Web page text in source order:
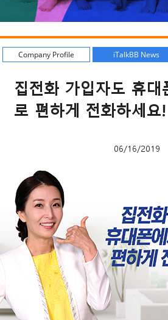
Company Profile iTalkBB News
집전화 가입자도 휴대
로 편하게 전화하세요!
06/16/2019